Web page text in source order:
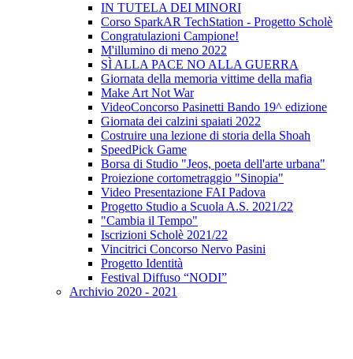
IN TUTELA DEI MINORI
Corso SparkAR TechStation - Progetto Scholè
Congratulazioni Campione!
M'illumino di meno 2022
SÌ ALLA PACE NO ALLA GUERRA
Giornata della memoria vittime della mafia
Make Art Not War
VideoConcorso Pasinetti Bando 19^ edizione
Giornata dei calzini spaiati 2022
Costruire una lezione di storia della Shoah
SpeedPick Game
Borsa di Studio "Jeos, poeta dell'arte urbana"
Proiezione cortometraggio "Sinopia"
Video Presentazione FAI Padova
Progetto Studio a Scuola A.S. 2021/22
"Cambia il Tempo"
Iscrizioni Scholè 2021/22
Vincitrici Concorso Nervo Pasini
Progetto Identità
Festival Diffuso “NODI”
Archivio 2020 - 2021